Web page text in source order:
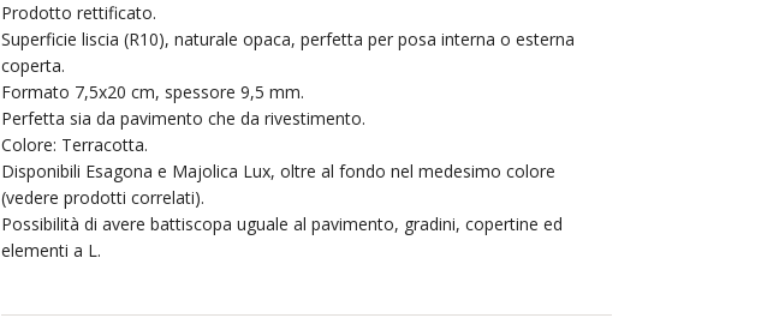
Prodotto rettificato.
Superficie liscia (R10), naturale opaca, perfetta per posa interna o esterna
coperta.
Formato 7,5x20 cm, spessore 9,5 mm.
Perfetta sia da pavimento che da rivestimento.
Colore: Terracotta.
Disponibili Esagona e Majolica Lux, oltre al fondo nel medesimo colore
(vedere prodotti correlati).
Possibilità di avere battiscopa uguale al pavimento, gradini, copertine ed
elementi a L.